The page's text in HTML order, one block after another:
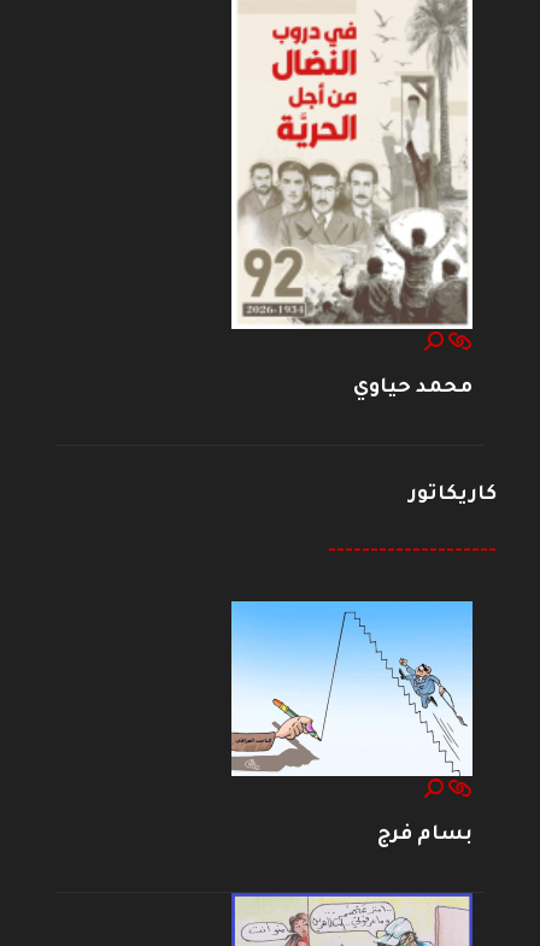
محمد حياوي
كاريكاتور
--------------------
بسام فرج